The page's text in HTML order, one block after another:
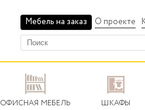
Мебель на заказ О проекте
ОФИСНАЯ МЕБЕЛЬ ШКАФЫ